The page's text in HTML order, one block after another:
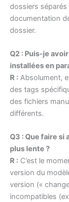
dossiers
documentation
dossier.
Q2 : Puis-je
installées en
R : Absolument,
des tags
des fichiers
différents.
Q3 : Que faire si
plus lente ?
R : C’est le
version du
version («
incompatibles